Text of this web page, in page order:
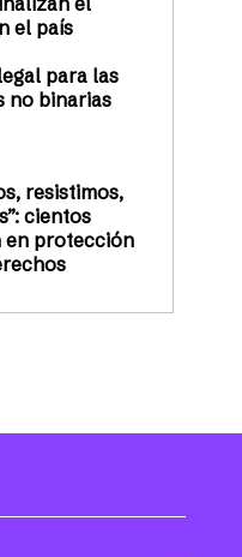
el país
para las
no binarias
resistimos,
cientos
en protección